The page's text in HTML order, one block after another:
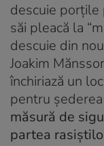
descuie porţile
săi pleacă la
descuie din
Joakim
închiriază un
pentru
măsură de
partea